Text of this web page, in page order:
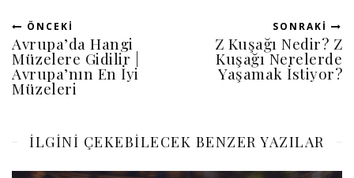
ÖNCEKI
Avrupa’da Hangi
Müzelere Gidilir |
Avrupa’nın En İyi
Müzeleri
SONRAKI
Z Kuşağı Nedir? Z
Kuşağı Nerelerde
Yaşamak İstiyor?
ILGINI ÇEKEBILECEK BENZER YAZILAR